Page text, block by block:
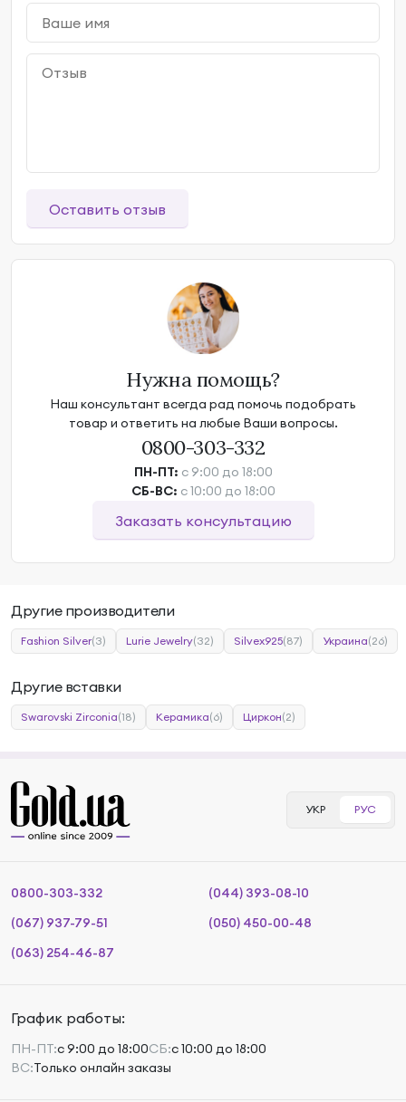
Оставить отзыв
Нужна помощь?
Наш консультант всегда рад помочь подобрать
товар и ответить на любые Ваши вопросы.
0800-303-332
ПН-ПТ: с 9:00 до 18:00
СБ-ВС: с 10:00 до 18:00
Заказать консультацию
Другие производители
Fashion Silver(3) Lurie Jewelry(32) Silvex925(87) Украина(26)
Другие вставки
Swarovski Zirconia(18) Керамика(6) Циркон(2)
УКР РУС
0800-303-332
(044) 393-08-10
(067) 937-79-51
(050) 450-00-48
(063) 254-46-87
График работы:
ПН-ПТ:с 9:00 до 18:00СБ:с 10:00 до 18:00
ВС:Только онлайн заказы